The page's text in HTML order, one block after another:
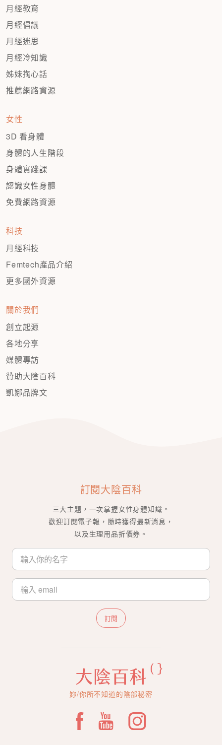
月經教育
月經倡議
月經迷思
月經冷知識
姊妹掏心話
推薦網路資源
女性
3D 看身體
身體的人生階段
身體實踐課
認識女性身體
免費網路資源
科技
月經科技
Femtech產品介紹
更多國外資源
關於我們
創立起源
各地分享
媒體專訪
贊助大陰百科
凱娜品牌文
訂閱大陰百科
三大主題，一次掌握女性身體知識。
歡迎訂閱電子報，隨時獲得最新消息，
以及生理用品折價券。
訂閱
妳/你所不知道的陰部秘密